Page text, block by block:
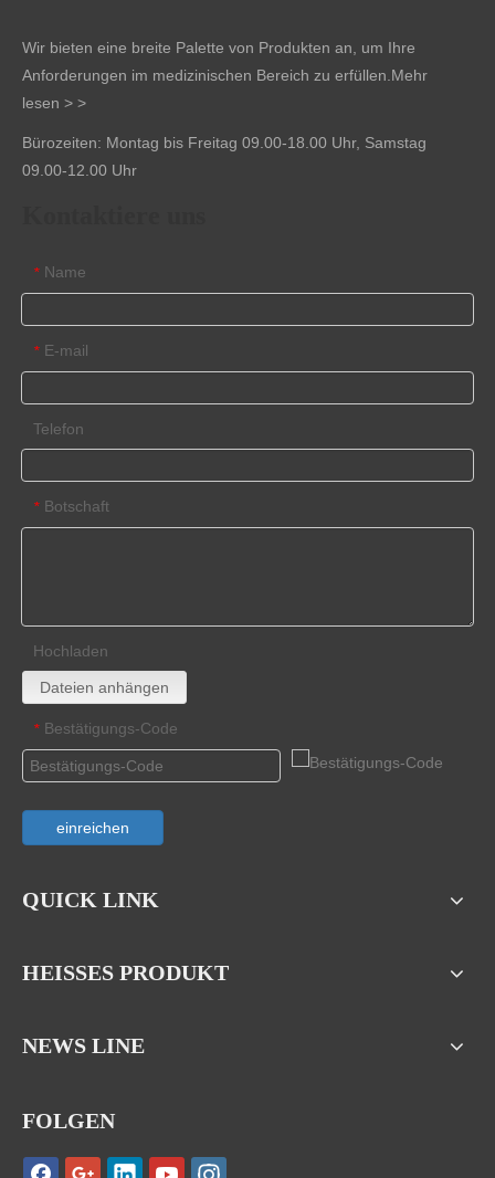
Wir bieten eine breite Palette von Produkten an, um Ihre
Anforderungen im medizinischen Bereich zu erfüllen.Mehr
lesen > >
Bürozeiten: Montag bis Freitag 09.00-18.00 Uhr, Samstag
09.00-12.00 Uhr
* Name
* E-mail
Telefon
* Botschaft
Hochladen
Dateien anhängen
* Bestätigungs-Code
einreichen
QUICK LINK
HEISSES PRODUKT
NEWS LINE
FOLGEN